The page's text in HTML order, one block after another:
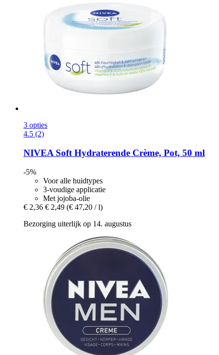
3 opties
4.5 (2)
NIVEA Soft Hydraterende Crème, Pot, 50 ml
-5%
Voor alle huidtypes
3-voudige applicatie
Met jojoba-olie
€ 2,36 € 2,49 (€ 47,20 / l)
Bezorging uiterlijk op 14. augustus